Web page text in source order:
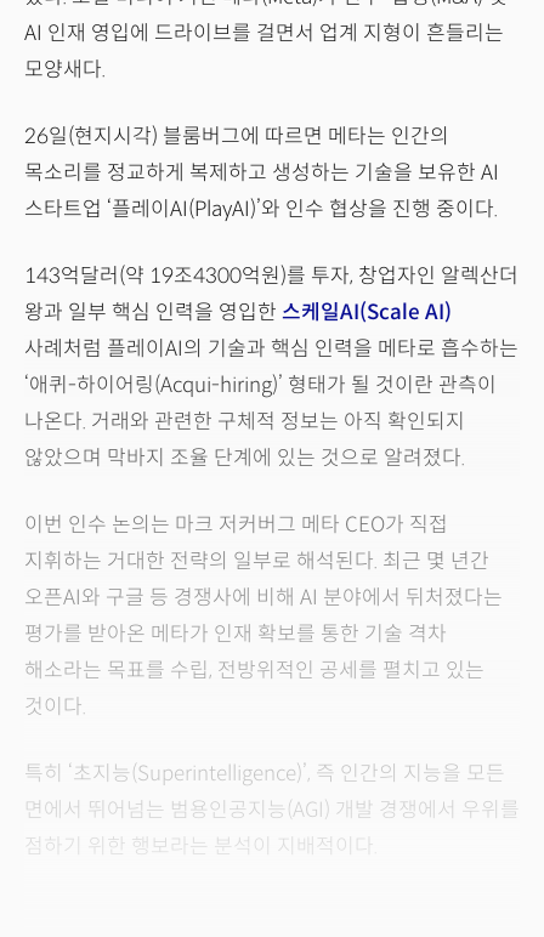
AI 인재 영입에 드라이브를 걸면서 업계 지형이 흔들리는
모양새다.
26일(현지시각) 블룸버그에 따르면 메타는 인간의
목소리를 정교하게 복제하고 생성하는 기술을 보유한 AI
스타트업 ‘플레이AI(PlayAI)’와 인수 협상을 진행 중이다.
143억달러(약 19조4300억원)를 투자, 창업자인 알렉산더
왕과 일부 핵심 인력을 영입한 스케일AI(Scale AI)
사례처럼 플레이AI의 기술과 핵심 인력을 메타로 흡수하는
‘애퀴-하이어링(Acqui-hiring)’ 형태가 될 것이란 관측이
나온다. 거래와 관련한 구체적 정보는 아직 확인되지
않았으며 막바지 조율 단계에 있는 것으로 알려졌다.
이번 인수 논의는 마크 저커버그 메타 CEO가 직접
지휘하는 거대한 전략의 일부로 해석된다. 최근 몇 년간
오픈AI와 구글 등 경쟁사에 비해 AI 분야에서 뒤처졌다는
평가를 받아온 메타가 인재 확보를 통한 기술 격차
해소라는 목표를 수립, 전방위적인 공세를 펼치고 있는
것이다.
특히 ‘초지능(Superintelligence)’, 즉 인간의 지능을 모든
면에서 뛰어넘는 범용인공지능(AGI) 개발 경쟁에서 우위를
점하기 위한 행보라는 분석이 지배적이다.